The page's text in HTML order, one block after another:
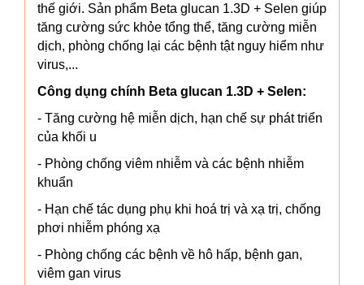
thế giới. Sản phẩm Beta glucan 1.3D + Selen giúp
tăng cường sức khỏe tổng thể, tăng cường miễn
dịch, phòng chống lại các bệnh tật nguy hiểm như
virus,...
Công dụng chính Beta glucan 1.3D + Selen:
- Tăng cường hệ miễn dịch, hạn chế sự phát triển
của khối u
- Phòng chống viêm nhiễm và các bệnh nhiễm
khuẩn
- Hạn chế tác dụng phụ khi hoá trị và xạ trị, chống
phơi nhiễm phóng xạ
- Phòng chống các bệnh về hô hấp, bệnh gan,
viêm gan virus